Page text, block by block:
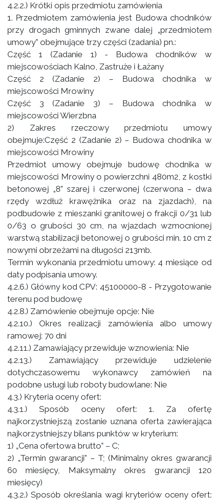
4.2.2.) Krótki opis przedmiotu zamówienia
1. Przedmiotem zamówienia jest Budowa chodników
przy drogach gminnych zwane dalej „przedmiotem
umowy” obejmujące trzy części (zadania) pn.:
Część 1 (Zadanie 1) - Budowa chodników w
miejscowościach Kalno, Zastruże i Łażany
Część 2 (Zadanie 2) – Budowa chodnika w
miejscowości Mrowiny
Część 3 (Zadanie 3) – Budowa chodnika w
miejscowości Wierzbna
2) Zakres rzeczowy przedmiotu umowy
obejmuje:Część 2 (Zadanie 2) – Budowa chodnika w
miejscowości Mrowiny
Przedmiot umowy obejmuje budowę chodnika w
miejscowości Mrowiny o powierzchni 480m2, z kostki
betonowej „8” szarej i czerwonej (czerwona – dwa
rzędy wzdłuż krawężnika oraz na zjazdach), na
podbudowie z mieszanki granitowej o frakcji 0/31 lub
0/63 o grubości 30 cm, na wjazdach wzmocnionej
warstwą stabilizacji betonowej o grubości min. 10 cm z
nowymi obrzeżami na długości 213mb.
Termin wykonania przedmiotu umowy: 4 miesiące od
daty podpisania umowy.
4.2.6.) Główny kod CPV: 45100000-8 - Przygotowanie
terenu pod budowę
4.2.8.) Zamówienie obejmuje opcje: Nie
4.2.10.) Okres realizacji zamówienia albo umowy
ramowej: 70 dni
4.2.11.) Zamawiający przewiduje wznowienia: Nie
4.2.13.) Zamawiający przewiduje udzielenie
dotychczasowemu wykonawcy zamówień na
podobne usługi lub roboty budowlane: Nie
4.3.) Kryteria oceny ofert:
4.3.1.) Sposób oceny ofert: 1. Za ofertę
najkorzystniejszą zostanie uznana oferta zawierająca
najkorzystniejszy bilans punktów w kryterium:
1) „Cena ofertowa brutto” – C;
2) „Termin gwarancji” – T; (Minimalny okres gwarancji
60 miesięcy, Maksymalny okres gwarancji 120
miesięcy)
4.3.2.) Sposób określania wagi kryteriów oceny ofert: